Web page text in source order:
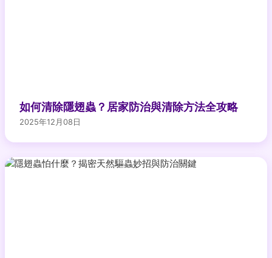
如何清除隱翅蟲？居家防治與清除方法全攻略
2025年12月08日